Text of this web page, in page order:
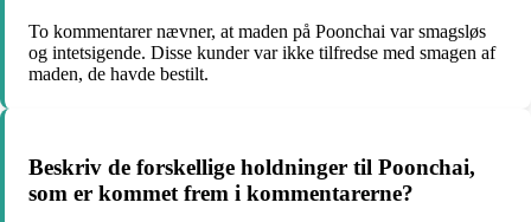
To kommentarer nævner, at maden på Poonchai var smagsløs
og intetsigende. Disse kunder var ikke tilfredse med smagen af
maden, de havde bestilt.
Beskriv de forskellige holdninger til Poonchai,
som er kommet frem i kommentarerne?